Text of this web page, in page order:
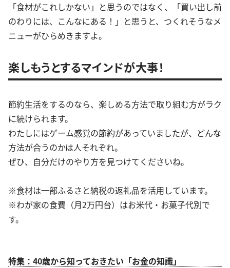
「食材がこれしかない」と思うのではなく、「買い出し前
のわりには、こんなにある！」と思うと、つくれそうなメ
ニューがひらめきますよ。
楽しもうとするマインドが大事！
節約生活をするのなら、楽しめる方法で取り組む方がラク
に続けられます。
わたしにはゲーム感覚の節約があっていましたが、どんな
方法が合うのかは人それぞれ。
ぜひ、自分だけのやり方を見つけてくださいね。
※食材は一部ふるさと納税の返礼品を活用しています。
※わが家の食費（月2万円台）はお米代・お菓子代別で
す。
特集：40歳から知っておきたい「お金の知識」